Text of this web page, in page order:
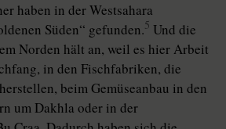
haben in der Westsahara
Süden“ gefunden.5 Und die
Norden hält an, weil es hier Arbeit
in den Fischfabriken, die
beim Gemüseanbau in den
um Dakhla oder in der